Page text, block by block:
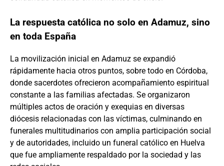
La respuesta católica no solo en Adamuz, sino
en toda España
La movilización inicial en Adamuz se expandió
rápidamente hacia otros puntos, sobre todo en Córdoba,
donde sacerdotes ofrecieron acompañamiento espiritual
constante a las familias afectadas. Se organizaron
múltiples actos de oración y exequias en diversas
diócesis relacionadas con las víctimas, culminando en
funerales multitudinarios con amplia participación social
y de autoridades, incluido un funeral católico en Huelva
que fue ampliamente respaldado por la sociedad y las